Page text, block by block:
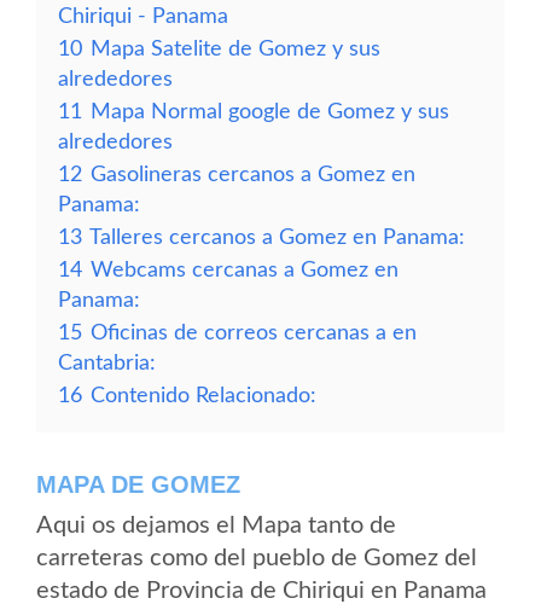
Chiriqui - Panama
10 Mapa Satelite de Gomez y sus
alrededores
11
Mapa Normal google de Gomez y sus
alrededores
12 Gasolineras cercanos a Gomez en
Panama:
13 Talleres cercanos a Gomez en Panama:
14 Webcams cercanas a Gomez en
Panama:
15 Oficinas de correos cercanas a en
Cantabria:
16 Contenido Relacionado:
MAPA DE GOMEZ
Aqui os dejamos el Mapa tanto de
carreteras como del pueblo de Gomez del
estado de Provincia de Chiriqui en Panama